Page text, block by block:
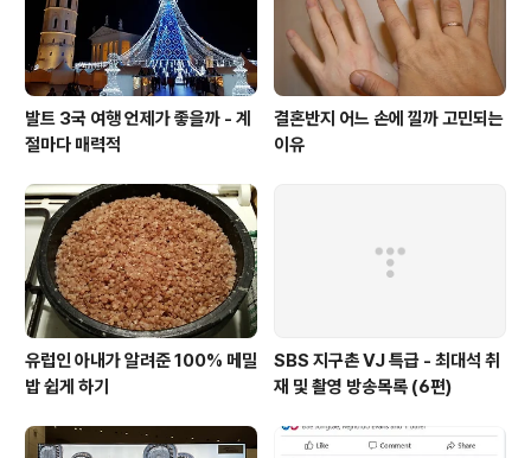
발트 3국 여행 언제가 좋을까 - 계
절마다 매력적
결혼반지 어느 손에 낄까 고민되는
이유
유럽인 아내가 알려준 100% 메밀
밥 쉽게 하기
SBS 지구촌 VJ 특급 - 최대석 취
재 및 촬영 방송목록 (6편)